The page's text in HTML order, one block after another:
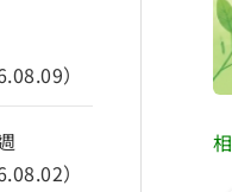
）
）